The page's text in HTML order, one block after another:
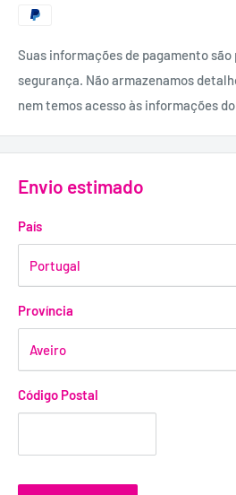
A caixa inclui dildo e arnês.
DIMENSÕES:
16,8 cm de comprimento; 5 cm de
Suas informações de pagamento
segurança. Não armazenamos
nem temos acesso às informações
Envio estimado
País
Província
Código Postal